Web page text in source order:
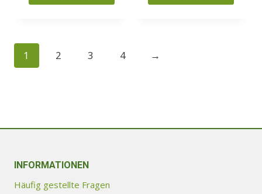
mehrere
1 2 3 4 →
INFORMATIONEN
Häufig gestellte Fragen